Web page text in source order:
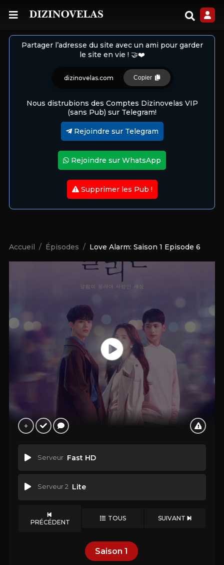
Partager l’adresse du site avec un ami pour garder
le site en vie ! 🤝❤️
dizinovelas.com Copier
Nous distrubions des Comptes Dizinovelas VIP
(sans Pub) sur Telegram!
Rejoindre sur Telegram
Rejoindre sur WhatsApp
Supprimer les Pub !
Accueil Épisodes Love Alarm: Saison 1 Episode 6
Serveur Fast HD
Serveur 2 Lite
PRÉCÉDENT TOUS SUIVANT
Saison 1